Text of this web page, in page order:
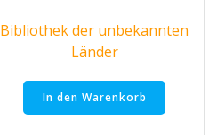
Bibliothek der unbekannten
Länder
In den Warenkorb